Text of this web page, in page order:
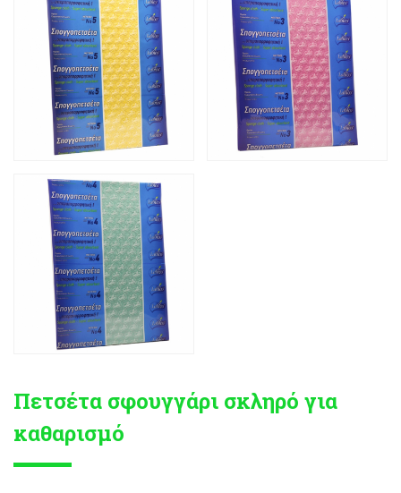
Πετσέτα σφουγγάρι σκληρό για
καθαρισμό